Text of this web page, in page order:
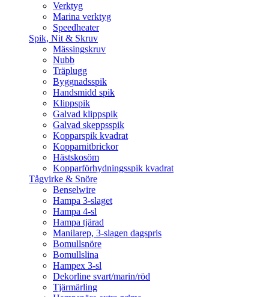
Verktyg
Marina verktyg
Speedheater
Spik, Nit & Skruv
Mässingskruv
Nubb
Träplugg
Byggnadsspik
Handsmidd spik
Klippspik
Galvad klippspik
Galvad skeppsspik
Kopparspik kvadrat
Kopparnitbrickor
Hästskosöm
Kopparförhydningsspik kvadrat
Tågvirke & Snöre
Benselwire
Hampa 3-slaget
Hampa 4-sl
Hampa tjärad
Manilarep, 3-slagen dagspris
Bomullsnöre
Bomullslina
Hampex 3-sl
Dekorline svart/marin/röd
Tjärmärling